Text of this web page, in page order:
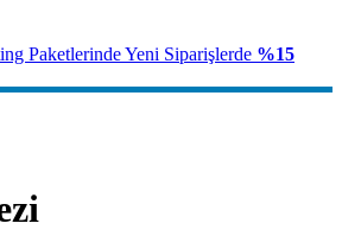
Paketlerinde Yeni Siparişlerde %15